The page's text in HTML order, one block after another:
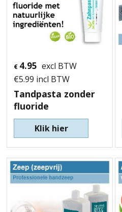
€ 4.95 excl BTW
€5.99 incl BTW
Tandpasta zonder
fluoride
Klik hier